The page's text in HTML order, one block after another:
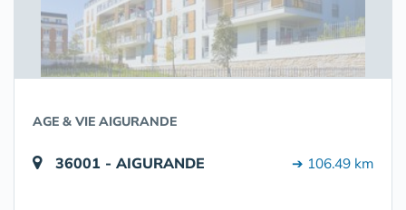
AGE & VIE AIGURANDE
36001 - AIGURANDE ➔ 106.49 km